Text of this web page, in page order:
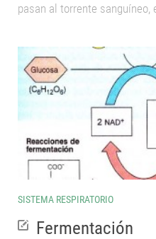
Salud
La célula
Genética
pasan al torrente sanguíneo,
SISTEMA RESPIRATORIO
Fermentación